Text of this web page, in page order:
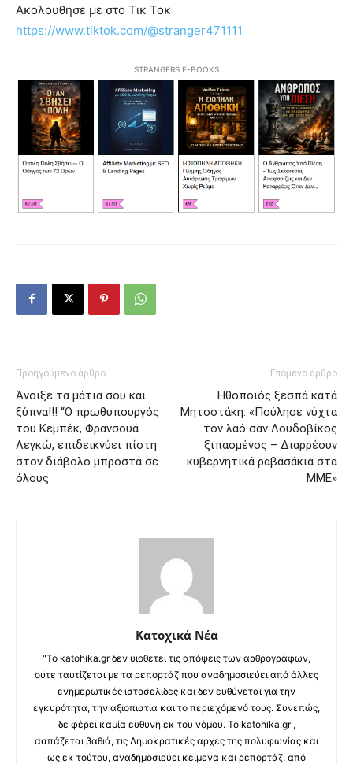
Ακολουθησε με στο Τικ Τοκ
https://www.tiktok.com/@stranger471111
STRANGERS E-BOOKS
Προηγούμενο άρθρο
Άνοιξε τα μάτια σου και
ξύπνα!!! “Ο πρωθυπουργός
του Κεμπέκ, Φρανσουά
Λεγκώ, επιδεικνύει πίστη
στον διάβολο μπροστά σε
όλους
Επόμενο άρθρο
Ηθοποιός ξεσπά κατά
Μητσοτάκη: «Πούλησε νύχτα
τον λαό σαν Λουδοβίκος
ξιπασμένος – Διαρρέουν
κυβερνητικά ραβασάκια στα
ΜΜΕ»
Κατοχικά Νέα
"Το katohika.gr δεν υιοθετεί τις απόψεις των αρθρογράφων,
ούτε ταυτίζεται με τα ρεπορτάζ που αναδημοσιεύει από άλλες
ενημερωτικές ιστοσελίδες και δεν ευθύνεται για την
εγκυρότητα, την αξιοπιστία και το περιεχόμενό τους. Συνεπώς,
δε φέρει καμία ευθύνη εκ του νόμου. Το katohika.gr ,
ασπάζεται βαθιά, τις Δημοκρατικές αρχές της πολυφωνίας και
ως εκ τούτου, αναδημοσιεύει κείμενα και ρεπορτάζ, από